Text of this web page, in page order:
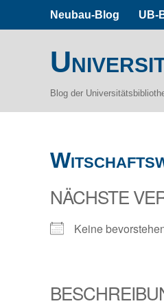
Neubau-Blog UB-
Blog der
NÄCHSTE
Keine